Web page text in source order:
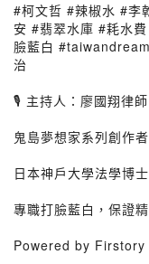
#柯文哲 #辣椒水 #李
安 #翡翠水庫 #耗水
臉藍白
治
🎙️ 主持人：廖國翔律師
鬼島夢想家系列創作
日本神戶大學法學博
專職打臉藍白，保證精
Powered by Firstory